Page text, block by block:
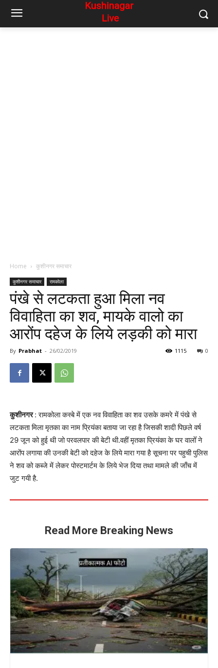
Home कुशीनगर समाचार
कुशीनगर समाचार रामकोला
पंखे से लटकता हुआ मिला नव
विवाहिता का शव, मायके वालो का
आरोंप दहेज के लिये लड़की को मारा
By Prabhat - 26/02/2019 0
1115
कुशीनगर: रामकोला कस्बे में एक नव विवाहिता का शव उसके कमरे में पंखे से
लटकता मिला मृतका का नाम प्रियंका बताया जा रहा है जिसकी शादी पिछले वर्ष
29 जून को हुई थी जो परवलपार की बेटी थी.वहीं मृतका प्रियंका के घर वालोँ ने
आरोंप लगाया की उनकी बेटी को दहेज के लिये मारा गया है सूचना पर पहुची पुलिस
ने शव को कब्जे में लेकर पोस्टमार्टम के लिये भेज दिया तथा मामले की जाँच में
जुट गयी है.
Read More Breaking News